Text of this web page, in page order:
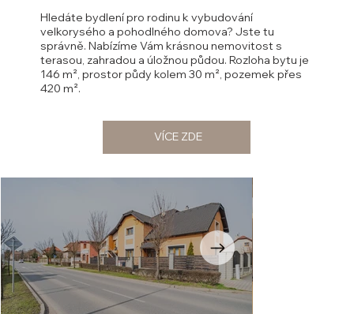
Hledáte bydlení pro rodinu k vybudování
velkorysého a pohodlného domova? Jste tu
správně. Nabízíme Vám krásnou nemovitost s
terasou, zahradou a úložnou půdou. Rozloha bytu je
146 m², prostor půdy kolem 30 m², pozemek přes
420 m².
VÍCE ZDE